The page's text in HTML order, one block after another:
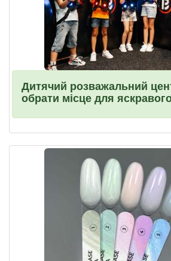
Дитячий розважальний
обрати місце для